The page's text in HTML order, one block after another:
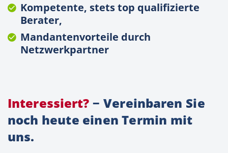
Kompetente, stets top qualifizierte
Berater,
Mandantenvorteile durch
Netzwerkpartner
Interessiert? − Vereinbaren Sie
noch heute einen Termin mit
uns.